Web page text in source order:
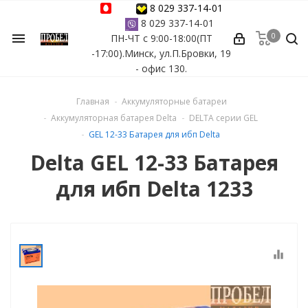
menu
8 029 337-14-01
8 029 337-14-01
ПН-ЧТ с 9:00-18:00(ПТ
-17:00).Минск, ул.П.Бровки, 19
- офис 130.
бассейнов
0
Главная
Аккумуляторные батареи
Аккумуляторная батарея Delta
DELTA серии GEL
GEL 12-33 Батарея для ибп Delta
Delta GEL 12-33 Батарея
для ибп Delta 1233
equalizer